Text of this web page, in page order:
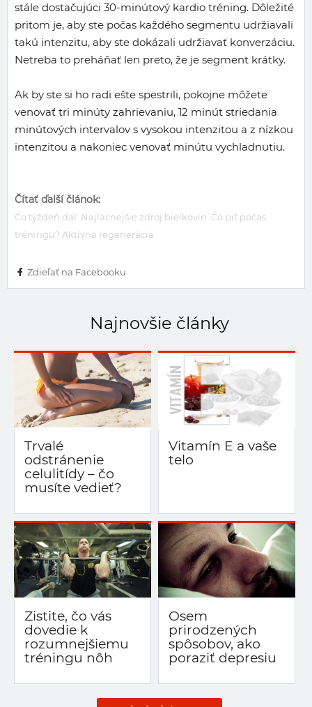
stále dostačujúci 30-minútový kardio tréning. Dôležité
pritom je, aby ste počas každého segmentu udržiavali
takú intenzitu, aby ste dokázali udržiavať konverzáciu.
Netreba to preháňať len preto, že je segment krátky.
Ak by ste si ho radi ešte spestrili, pokojne môžete
venovať tri minúty zahrievaniu, 12 minút striedania
minútových intervalov s vysokou intenzitou a z nízkou
intenzitou a nakoniec venovať minútu vychladnutiu.
Čítať ďalší článok:
Čo týždeň dal: Najlacnejšie zdroj bielkovín. Čo piť počas
tréningu? Aktívna regenerácia
Zdieľať na Facebooku
Najnovšie články
Trvalé
odstránenie
celulitídy – čo
musíte vedieť?
Vitamín E a vaše
telo
Zistite, čo vás
dovedie k
rozumnejšiemu
tréningu nôh
Osem
prirodzených
spôsobov, ako
poraziť depresiu